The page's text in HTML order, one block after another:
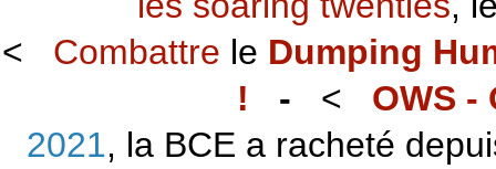
< Combattre le Dumping
! - < OWS -
2021, la BCE a racheté